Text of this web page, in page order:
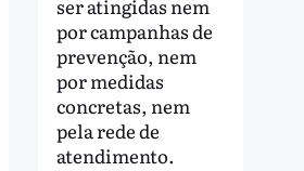
ser atingidas nem
por campanhas de
prevenção, nem
por medidas
concretas, nem
pela rede de
atendimento.